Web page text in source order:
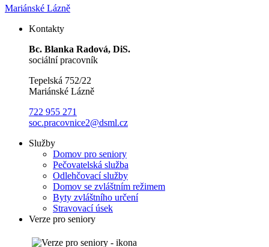
Mariánské Lázně
Kontakty
Bc. Blanka Radová, DiS.
sociální pracovník
Tepelská 752/22
Mariánské Lázně
722 955 271
soc.pracovnice2@dsml.cz
Služby
Domov pro seniory
Pečovatelská služba
Odlehčovací služby
Domov se zvláštním režimem
Byty zvláštního určení
Stravovací úsek
Verze pro seniory